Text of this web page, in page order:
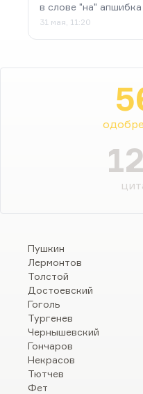
в слове "на"
31 мая, 11:20
Пушкин
Лермонтов
Толстой
Достоевский
Гоголь
Тургенев
Чернышевский
Гончаров
Некрасов
Тютчев
Фет